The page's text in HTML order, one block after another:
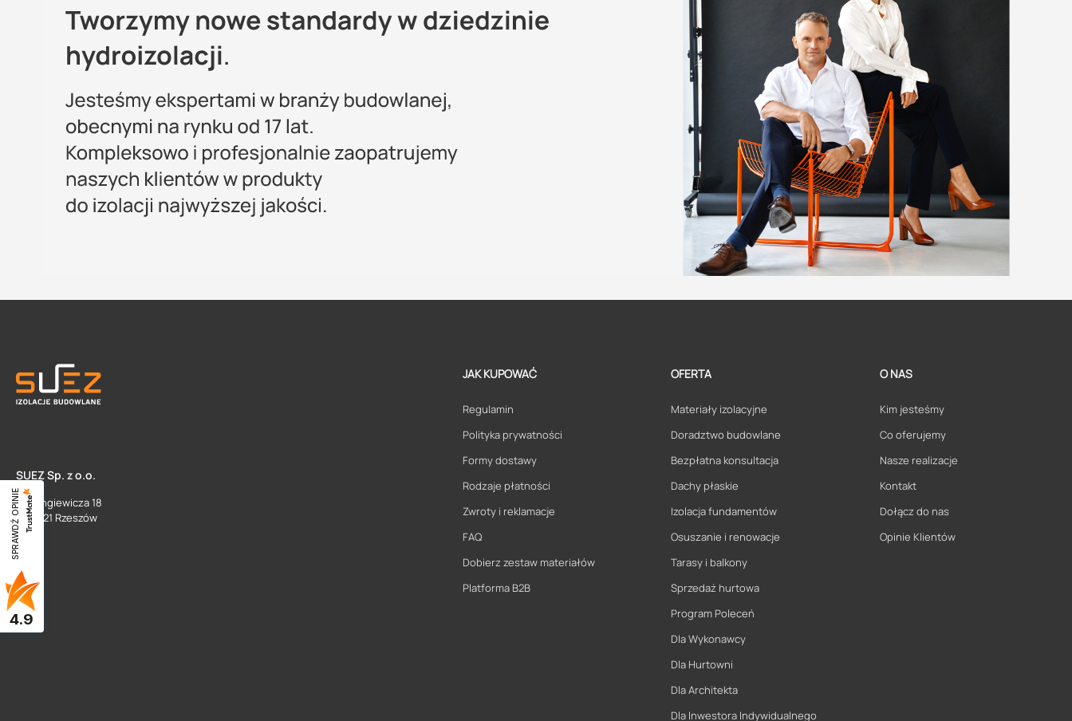
SUEZ Sp. z o.o.
ul. Langiewicza 18
35 - 021 Rzeszów
JAK KUPOWAĆ
Regulamin
Polityka prywatności
Formy dostawy
Rodzaje płatności
Zwroty i reklamacje
FAQ
Dobierz zestaw materiałów
Platforma B2B
OFERTA
Materiały izolacyjne
Doradztwo budowlane
Bezpłatna konsultacja
Dachy płaskie
Izolacja fundamentów
Osuszanie i renowacje
Tarasy i balkony
Sprzedaż hurtowa
Program Poleceń
Dla Wykonawcy
Dla Hurtowni
Dla Architekta
Dla Inwestora Indywidualnego
O NAS
Kim jesteśmy
Co oferujemy
Nasze realizacje
Kontakt
Dołącz do nas
Opinie Klientów
SPRAWDŹ OPINIE
4.9